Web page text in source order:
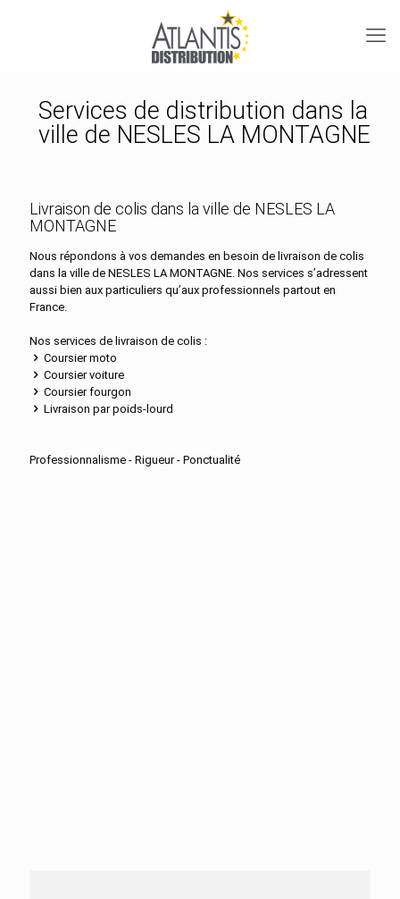
Services de distribution dans la
ville de NESLES LA MONTAGNE
Livraison de colis dans la ville de NESLES LA
MONTAGNE
Nous répondons à vos demandes en besoin de livraison de colis
dans la ville de NESLES LA MONTAGNE. Nos services s’adressent
aussi bien aux particuliers qu’aux professionnels partout en
France.
Nos services de livraison de colis :
Coursier moto
Coursier voiture
Coursier fourgon
Livraison par poids-lourd
Professionnalisme - Rigueur - Ponctualité